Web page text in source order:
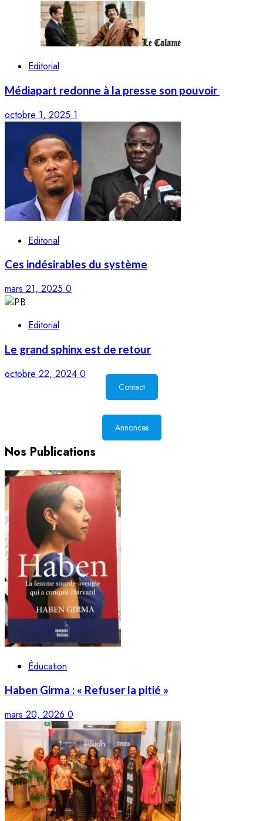
Editorial
Médiapart redonne à la presse son pouvoir
octobre 1, 2025 1
Editorial
Ces indésirables du système
mars 21, 2025 0
Editorial
Le grand sphinx est de retour
octobre 22, 2024 0
Contact
Annonces
Nos Publications
Éducation
Haben Girma : « Refuser la pitié »
mars 20, 2026 0